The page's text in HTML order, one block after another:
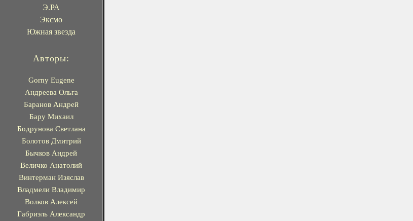
Э.РА
Эксмо
Южная звезда
Авторы:
Gorny Eugene
Андреева Ольга
Баранов Андрей
Бару Михаил
Бодрунова Светлана
Болотов Дмитрий
Бычков Андрей
Величко Анатолий
Винтерман Изяслав
Владмели Владимир
Волков Алексей
Габриэль Александр